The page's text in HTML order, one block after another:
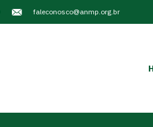
faleconosco@anmp.org.br